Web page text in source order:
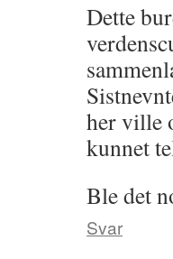
Dette
her ville
kunnet
Ble det
Svar